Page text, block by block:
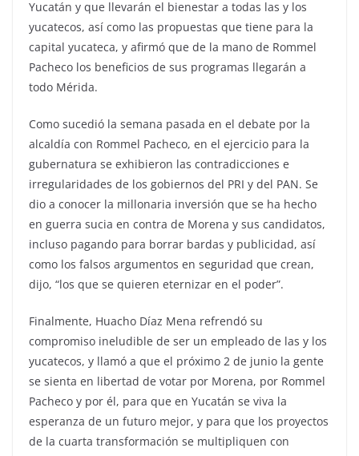
Yucatán y que llevarán el bienestar a todas las y los
yucatecos, así como las propuestas que tiene para la
capital yucateca, y afirmó que de la mano de Rommel
Pacheco los beneficios de sus programas llegarán a
todo Mérida.
Como sucedió la semana pasada en el debate por la
alcaldía con Rommel Pacheco, en el ejercicio para la
gubernatura se exhibieron las contradicciones e
irregularidades de los gobiernos del PRI y del PAN. Se
dio a conocer la millonaria inversión que se ha hecho
en guerra sucia en contra de Morena y sus candidatos,
incluso pagando para borrar bardas y publicidad, así
como los falsos argumentos en seguridad que crean,
dijo, “los que se quieren eternizar en el poder”.
Finalmente, Huacho Díaz Mena refrendó su
compromiso ineludible de ser un empleado de las y los
yucatecos, y llamó a que el próximo 2 de junio la gente
se sienta en libertad de votar por Morena, por Rommel
Pacheco y por él, para que en Yucatán se viva la
esperanza de un futuro mejor, y para que los proyectos
de la cuarta transformación se multipliquen con